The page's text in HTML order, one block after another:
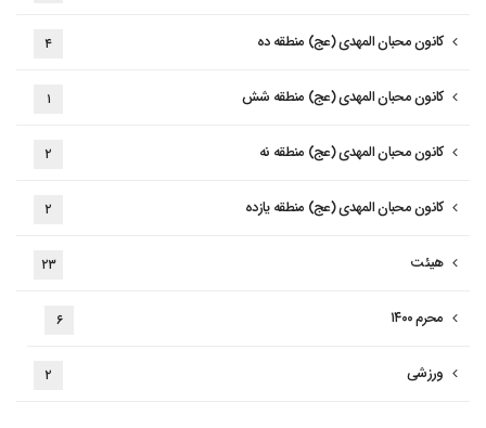
کانون محبان المهدی (عج) منطقه ده ۴
کانون محبان المهدی (عج) منطقه شش ۱
کانون محبان المهدی (عج) منطقه نه ۲
کانون محبان المهدی (عج) منطقه یازده ۲
هیئت ۲۳
محرم ۱۴۰۰ ۶
ورزشی ۲